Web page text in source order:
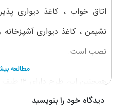
اتاق خواب ، کاغذ دیواری
نشیمن ، کاغذ دیواری آشپزخانه
نصب است.
همچنین
این طرح
کاغذ
مطالعه
دیدگاه خود را بنویسید